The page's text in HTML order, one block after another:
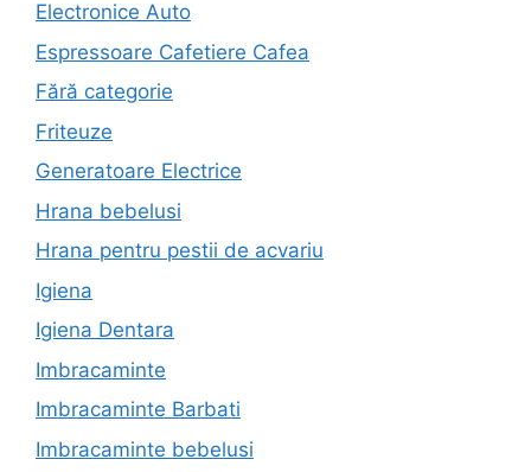
Electronice Auto
Espressoare Cafetiere Cafea
Fără categorie
Friteuze
Generatoare Electrice
Hrana bebelusi
Hrana pentru pestii de acvariu
Igiena
Igiena Dentara
Imbracaminte
Imbracaminte Barbati
Imbracaminte bebelusi